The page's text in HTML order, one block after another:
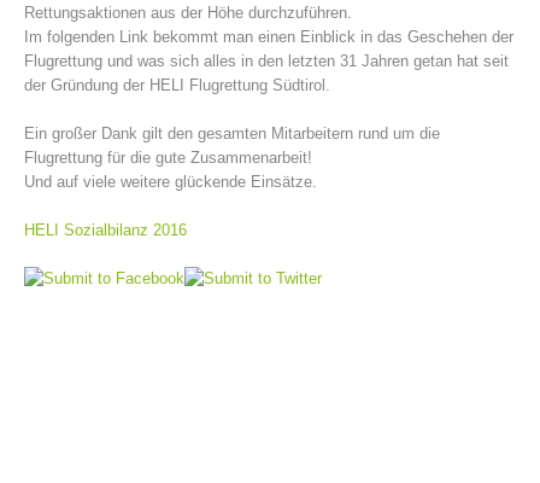
Rettungsaktionen aus der Höhe durchzuführen.
Im folgenden Link bekommt man einen Einblick in das Geschehen der
Flugrettung und was sich alles in den letzten 31 Jahren getan hat seit
der Gründung der HELI Flugrettung Südtirol.
Ein großer Dank gilt den gesamten Mitarbeitern rund um die
Flugrettung für die gute Zusammenarbeit!
Und auf viele weitere glückende Einsätze.
HELI Sozialbilanz 2016